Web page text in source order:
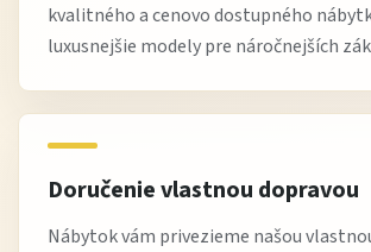
kvalitného a cenovo dostupného
luxusnejšie modely pre náročnejších
Doručenie vlastnou dopravou
Nábytok vám privezieme našou